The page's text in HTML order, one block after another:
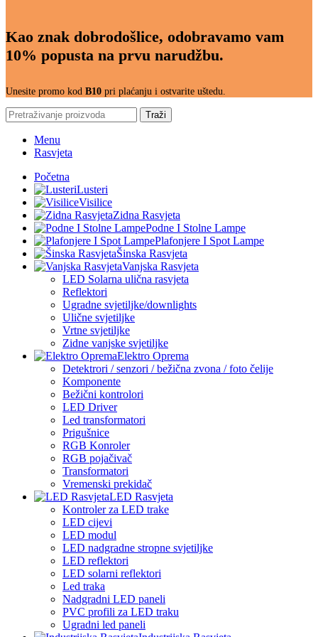
Kao znak dobrodošlice, odobravamo vam
10% popusta na prvu narudžbu.
Unesite promo kod B10 pri plaćanju i ostvarite uštedu.
Traži
Menu
Rasvjeta
Početna
Lusteri
Visilice
Zidna Rasvjeta
Podne I Stolne Lampe
Plafonjere I Spot Lampe
Šinska Rasvjeta
Vanjska Rasvjeta
LED Solarna ulična rasvjeta
Reflektori
Ugradne svjetiljke/downlights
Ulične svjetiljke
Vrtne svjetiljke
Zidne vanjske svjetiljke
Elektro Oprema
Detektrori / senzori / bežična zvona / foto čelije
Komponente
Bežični kontrolori
LED Driver
Led transformatori
Prigušnice
RGB Konroler
RGB pojačivač
Transformatori
Vremenski prekidač
LED Rasvjeta
Kontroler za LED trake
LED cijevi
LED modul
LED nadgradne stropne svjetiljke
LED reflektori
LED solarni reflektori
Led traka
Nadgradni LED paneli
PVC profili za LED traku
Ugradni led paneli